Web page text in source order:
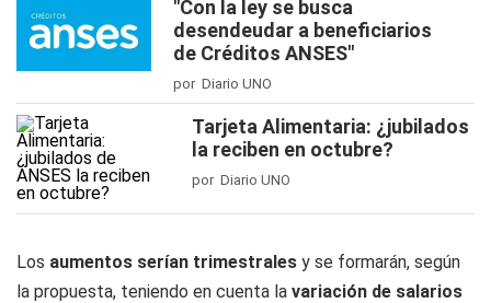
"Con la ley se busca
desendeudar a beneficiarios
de Créditos ANSES"
por Diario UNO
Tarjeta Alimentaria: ¿jubilados
la reciben en octubre?
por Diario UNO
Los aumentos serían trimestrales y se formarán, según
la propuesta, teniendo en cuenta la variación de salarios